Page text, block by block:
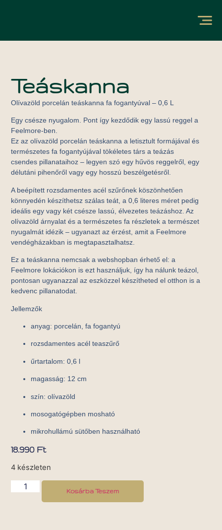
Teáskanna
Olívazöld porcelán teáskanna fa fogantyúval – 0,6 L
Egy csésze nyugalom. Pont így kezdődik egy lassú reggel a
Feelmore-ben.
Ez az olívazöld porcelán teáskanna a letisztult formájával és
természetes fa fogantyújával tökéletes társ a teázás
csendes pillanataihoz – legyen szó egy hűvös reggelről, egy
délutáni pihenőről vagy egy hosszú beszélgetésről.
A beépített rozsdamentes acél szűrőnek köszönhetően
könnyedén készíthetsz szálas teát, a 0,6 literes méret pedig
ideális egy vagy két csésze lassú, élvezetes teázáshoz. Az
olívazöld árnyalat és a természetes fa részletek a természet
nyugalmát idézik – ugyanazt az érzést, amit a Feelmore
vendégházakban is megtapasztalhatsz.
Ez a teáskanna nemcsak a webshopban érhető el: a
Feelmore lokációkon is ezt használjuk, így ha nálunk teázol,
pontosan ugyanazzal az eszközzel készítheted el otthon is a
kedvenc pillanatodat.
Jellemzők
anyag: porcelán, fa fogantyú
rozsdamentes acél teaszűrő
űrtartalom: 0,6 l
magasság: 12 cm
szín: olívazöld
mosogatógépben mosható
mikrohullámú sütőben használható
18.990 Ft
4 készleten
Kosárba Teszem